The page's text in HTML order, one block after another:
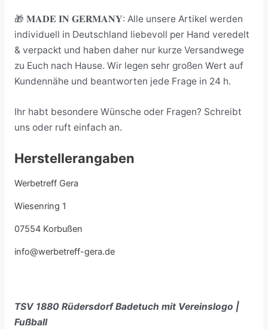
🎁 𝐌𝐀𝐃𝐄 𝐈𝐍 𝐆𝐄𝐑𝐌𝐀𝐍𝐘: Alle unsere Artikel werden
individuell in Deutschland liebevoll per Hand veredelt
& verpackt und haben daher nur kurze Versandwege
zu Euch nach Hause. Wir legen sehr großen Wert auf
Kundennähe und beantworten jede Frage in 24 h.
Ihr habt besondere Wünsche oder Fragen? Schreibt
uns oder ruft einfach an.
Herstellerangaben
Werbetreff Gera
Wiesenring 1
07554 Korbußen
info@werbetreff-gera.de
TSV 1880 Rüdersdorf Badetuch mit Vereinslogo |
Fußball